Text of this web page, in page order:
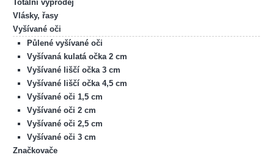
Totální výprodej
Vlásky, řasy
Vyšívané oči
Půlené vyšívané oči
Vyšívaná kulatá očka 2 cm
Vyšívané liščí očka 3 cm
Vyšívané liščí očka 4,5 cm
Vyšívané oči 1,5 cm
Vyšívané oči 2 cm
Vyšívané oči 2,5 cm
Vyšívané oči 3 cm
Značkovače